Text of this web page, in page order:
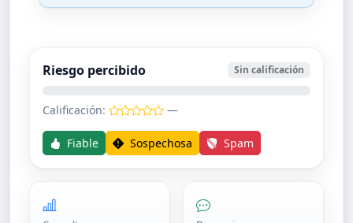
Riesgo percibido Sin calificación
Calificación: —
Fiable Sospechosa Spam